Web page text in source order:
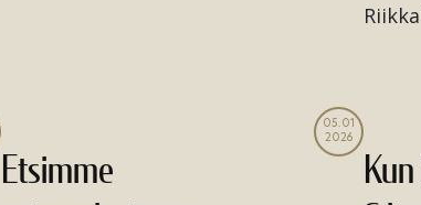
Etsimme
05.01
2026